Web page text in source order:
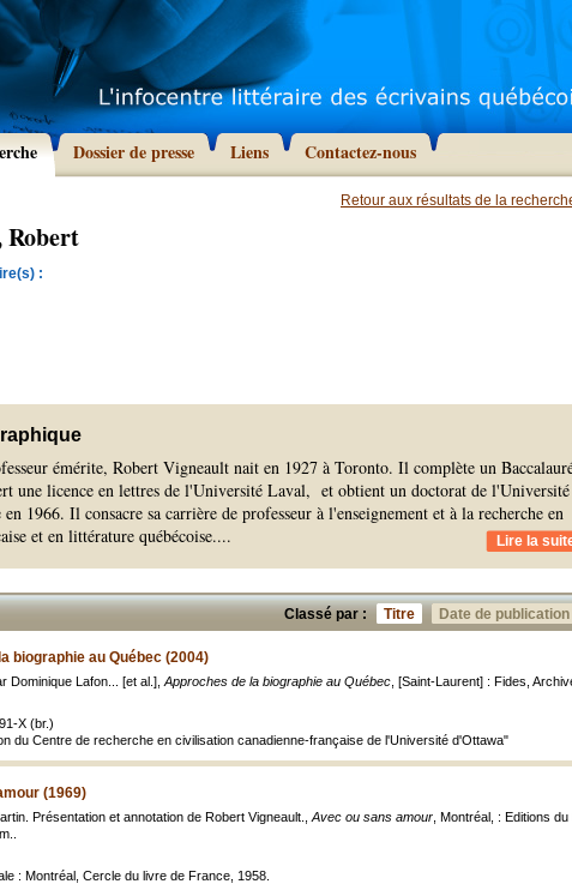
Dossier de presse Liens Contactez-nous
Retour aux résultats de la
Robert
:
émérite, Robert Vigneault nait en 1927 à Toronto. Il complète un
une licence en lettres de l'Université Laval, et obtient un doctorat de l'Université
1966. Il consacre sa carrière de professeur à l'enseignement et à la recherche en
et en littérature québécoise.... Lire la
Classé par : Titre Date de publication
biographie au Québec (2004)
Dominique Lafon... [et al.], Approches de la biographie au Québec , [Saint-Laurent] : Fides,
X (br.)
du Centre de recherche en civilisation canadienne-française de l'Université d'Ottawa"
(1969)
Présentation et annotation de Robert Vigneault., Avec ou sans amour , Montréal, : Editions
: Montréal, Cercle du livre de France, 1958.